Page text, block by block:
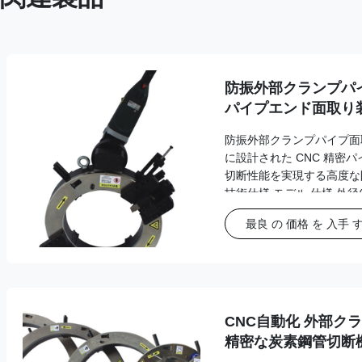
防振外部クランプ
パイプエンド面取り
防振外部クランプパイプ
に設計された CNC 精密
切断性能を実現する高度
技術仕様 モデル 仕様 外
ッドの速度 (r/min) 電気
エア式/OCP 159 65~159
最良 の 価格 を 入手
CNC自動化 外部ク
精密な炭素鋼管切断